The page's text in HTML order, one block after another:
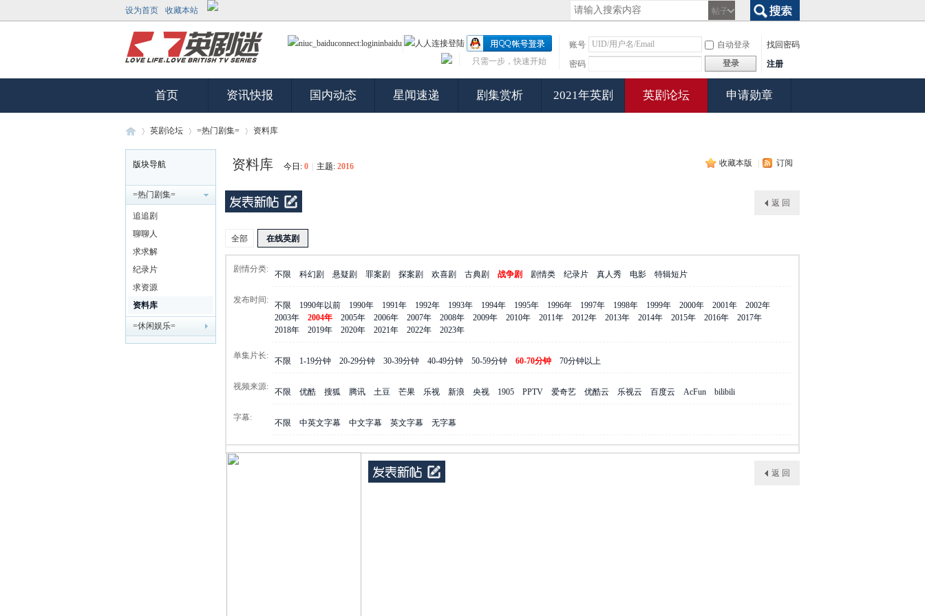
设为首页 收藏本站
帖子
账号
自动登录
找回密码
密码
登录 注册
只需一步，快速开始
首页 资讯快报 国内动态 星闻速递 剧集赏析 2021年英剧 英剧论坛 申请勋章
剧
»
英剧论坛 =热门剧集=
›
资料库
版块导航
=热门剧集=
追追剧
聊聊人
求求解
纪录片
求资源
资料库
=休闲娱乐=
收藏本版 订阅
资料库 今日: 0 主题: 2016
返 回
全部 在线英剧
剧情分类:
不限 科幻剧 悬疑剧 罪案剧 探案剧 欢喜剧 古典剧 战争剧 剧情类 纪录片 真人秀 电影 特辑短片
发布时间:
不限 1990年以前 1990年 1991年 1992年 1993年 1994年 1995年 1996年 1997年 1998年 1999年 2000年 2001年
2002年
2003年
2004年 2005年 2006年 2007年 2008年 2009年 2010年 2011年 2012年 2013年 2014年 2015年 2016年
2017年
2018年
2019年 2020年 2021年 2022年 2023年
单集片长:
不限 1-19分钟 20-29分钟 30-39分钟 40-49分钟 50-59分钟 60-70分钟 70分钟以上
视频来源:
不限 优酷 搜狐 腾讯 土豆 芒果 乐视 新浪 央视 1905 PPTV 爱奇艺 优酷云 乐视云 百度云 AcFun bilibili
字幕:
不限 中英文字幕 中文字幕 英文字幕 无字幕
返 回